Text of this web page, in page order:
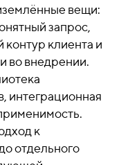
вещи:
запрос,
контур клиента и
во внедрении.
интеграционная
к
отдельного